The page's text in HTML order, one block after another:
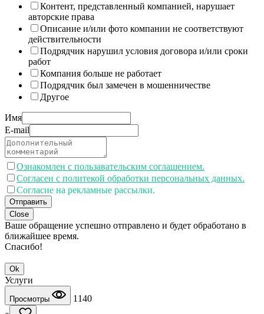
Контент, представленный компанией, нарушает
авторские права
Описание и/или фото компании не соответствуют
действительности
Подрядчик нарушил условия договора и/или сроки
работ
Компания больше не работает
Подрядчик был замечен в мошенничестве
Другое
Имя
E-mail
Ознакомлен с пользавательским соглашением.
Согласен с политекой обработки персональных данных.
Согласие на рекламные рассылки.
Отправить
Close
Ваше обращение успешно отправлено и будет обработано в
ближайшее время.
Спасибо!
Ok
Услуги
Просмотры
1140